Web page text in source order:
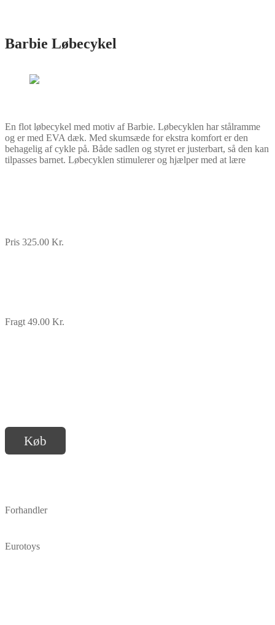
Barbie Løbecykel
En flot løbecykel med motiv af Barbie. Løbecyklen har stålramme
og er med EVA dæk. Med skumsæde for ekstra komfort er den
behagelig af cykle på. Både sadlen og styret er justerbart, så den kan
tilpasses barnet. Løbecyklen stimulerer og hjælper med at lære
Pris 325.00 Kr.
Fragt 49.00 Kr.
Køb
Forhandler
Eurotoys